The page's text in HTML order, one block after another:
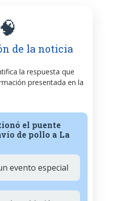
🧠
de la noticia
la respuesta que
presentada en la
el puente
de pollo a La
evento especial